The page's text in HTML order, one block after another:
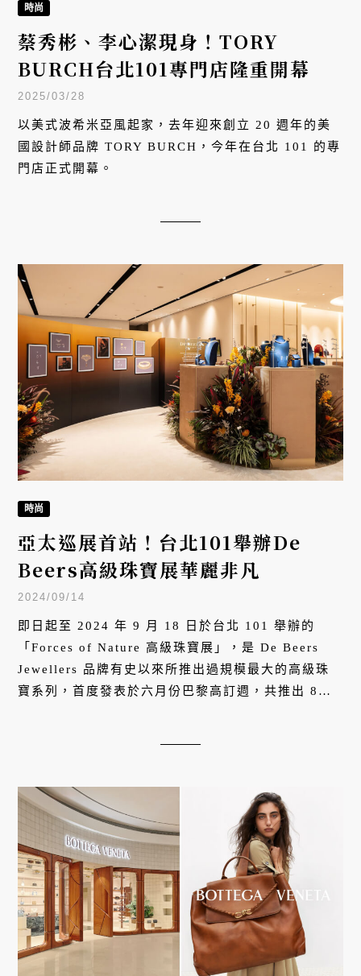
時尚
蔡秀彬、李心潔現身！TORY
BURCH台北101專門店隆重開幕
2025/03/28
以美式波希米亞風起家，去年迎來創立 20 週年的美
國設計師品牌 TORY BURCH，今年在台北 101 的專
門店正式開幕。
時尚
亞太巡展首站！台北101舉辦De
Beers高級珠寶展華麗非凡
2024/09/14
即日起至 2024 年 9 月 18 日於台北 101 舉辦的
「Forces of Nature 高級珠寶展」，是 De Beers
Jewellers 品牌有史以來所推出過規模最大的高級珠
寶系列，首度發表於六月份巴黎高訂週，共推出 8